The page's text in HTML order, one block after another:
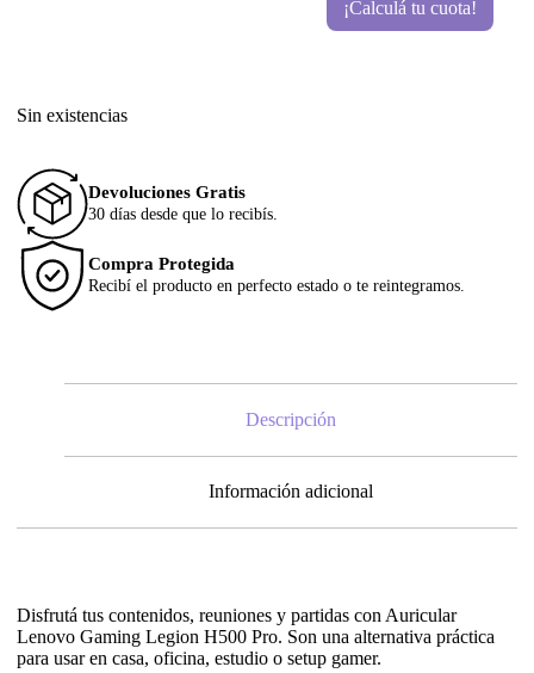
¡Calculá tu cuota!
Sin existencias
Devoluciones Gratis
30 días desde que lo recibís.
Compra Protegida
Recibí el producto en perfecto estado o te reintegramos.
Descripción
Información adicional
Disfrutá tus contenidos, reuniones y partidas con Auricular
Lenovo Gaming Legion H500 Pro. Son una alternativa práctica
para usar en casa, oficina, estudio o setup gamer.